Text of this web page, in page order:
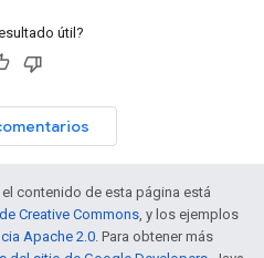
útil?
contenido de esta página está
Creative Commons, y los ejemplos
Apache 2.0. Para obtener más